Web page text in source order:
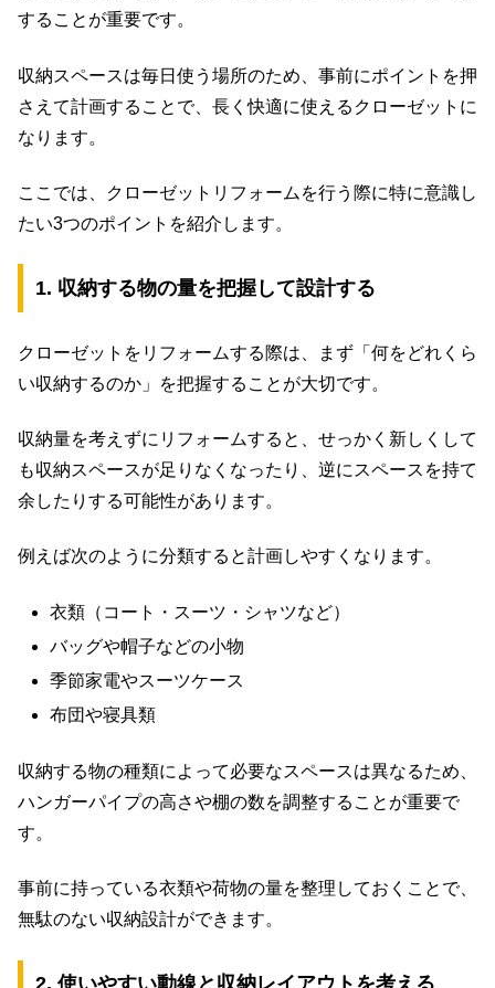
することが重要です。
収納スペースは毎日使う場所のため、事前にポイントを押
さえて計画することで、長く快適に使えるクローゼットに
なります。
ここでは、クローゼットリフォームを行う際に特に意識し
たい3つのポイントを紹介します。
1. 収納する物の量を把握して設計する
クローゼットをリフォームする際は、まず「何をどれくら
い収納するのか」を把握することが大切です。
収納量を考えずにリフォームすると、せっかく新しくして
も収納スペースが足りなくなったり、逆にスペースを持て
余したりする可能性があります。
例えば次のように分類すると計画しやすくなります。
衣類（コート・スーツ・シャツなど）
バッグや帽子などの小物
季節家電やスーツケース
布団や寝具類
収納する物の種類によって必要なスペースは異なるため、
ハンガーパイプの高さや棚の数を調整することが重要で
す。
事前に持っている衣類や荷物の量を整理しておくことで、
無駄のない収納設計ができます。